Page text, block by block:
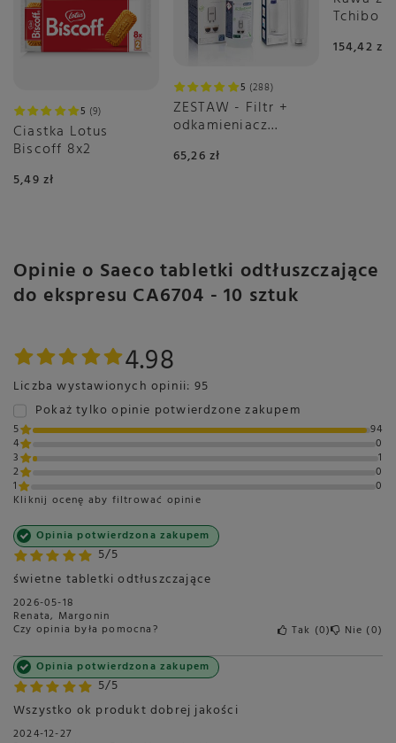
5 9
Ciastka Lotus
Biscoff 8x2
5,49 zł
5 288
ZESTAW - Filtr +
odkamieniacz
65,26 zł
Tchibo
154,42 zł
Opinie o Saeco tabletki odtłuszczające
do ekspresu CA6704 - 10 sztuk
4.98
Liczba wystawionych opinii: 95
Pokaż tylko opinie potwierdzone zakupem
5
94
4
0
3
1
2
0
1
0
Kliknij ocenę aby filtrować opinie
5/5
Opinia potwierdzona zakupem
świetne tabletki odtłuszczające
2026-05-18
Renata, Margonin
Czy opinia była pomocna? Tak 0 Nie 0
5/5
Opinia potwierdzona zakupem
Wszystko ok produkt dobrej jakości
2024-12-27